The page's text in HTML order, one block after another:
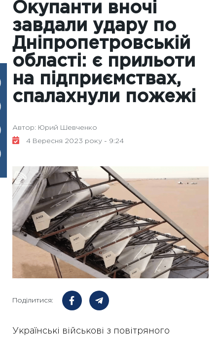
Окупанти вночі
завдали удару по
Дніпропетровській
області: є прильоти
на підприємствах,
спалахнули пожежі
Автор: Юрий Шевченко
4 Вересня 2023 року - 9:24
Поділитися:
Українські військові з повітряного